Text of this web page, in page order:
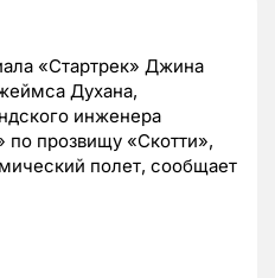
«Стартрек» Джина
Духана,
инженера
по прозвищу «Скотти»,
полет, сообщает